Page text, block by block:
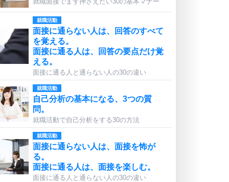
就職活動
面接に通らない人は、回答のすべて
を覚える。
面接に通る人は、回答の要点だけ覚
える。
面接に通る人と通らない人の30の違い
就職活動
自己分析の基本になる、3つの質
問。
就職活動で自己分析をする30の方法
就職活動
面接に通らない人は、面接を怖が
る。
面接に通る人は、面接を楽しむ。
面接に通る人と通らない人の30の違い